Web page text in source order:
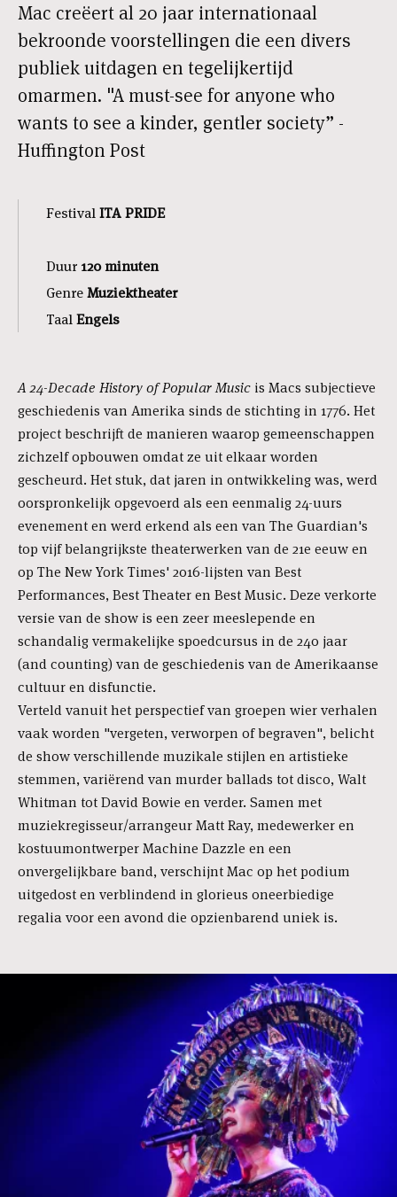
Mac creëert al 20 jaar internationaal
bekroonde voorstellingen die een divers
publiek uitdagen en tegelijkertijd
omarmen. "A must-see for anyone who
wants to see a kinder, gentler society” -
Huffington Post
Festival ITA PRIDE
Duur 120 minuten
Genre Muziektheater
Taal Engels
A 24-Decade History of Popular Music is Macs subjectieve
geschiedenis van Amerika sinds de stichting in 1776. Het
project beschrijft de manieren waarop gemeenschappen
zichzelf opbouwen omdat ze uit elkaar worden
gescheurd. Het stuk, dat jaren in ontwikkeling was, werd
oorspronkelijk opgevoerd als een eenmalig 24-uurs
evenement en werd erkend als een van The Guardian's
top vijf belangrijkste theaterwerken van de 21e eeuw en
op The New York Times' 2016-lijsten van Best
Performances, Best Theater en Best Music. Deze verkorte
versie van de show is een zeer meeslepende en
schandalig vermakelijke spoedcursus in de 240 jaar
(and counting) van de geschiedenis van de Amerikaanse
cultuur en disfunctie.
Verteld vanuit het perspectief van groepen wier verhalen
vaak worden "vergeten, verworpen of begraven", belicht
de show verschillende muzikale stijlen en artistieke
stemmen, variërend van murder ballads tot disco, Walt
Whitman tot David Bowie en verder. Samen met
muziekregisseur/arrangeur Matt Ray, medewerker en
kostuumontwerper Machine Dazzle en een
onvergelijkbare band, verschijnt Mac op het podium
uitgedost en verblindend in glorieus oneerbiedige
regalia voor een avond die opzienbarend uniek is.